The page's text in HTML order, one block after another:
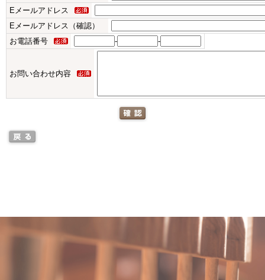
Eメールアドレス
Eメールアドレス（確認）
お電話番号
- -
お問い合わせ内容